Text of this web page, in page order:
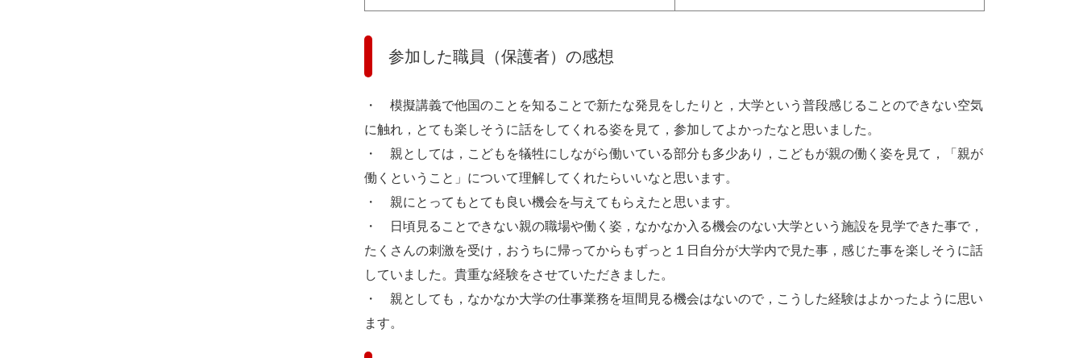
参加した職員（保護者）の感想
・ 模擬講義で他国のことを知ることで新たな発見をしたりと，大学という普段感じることのできない空気
に触れ，とても楽しそうに話をしてくれる姿を見て，参加してよかったなと思いました。
・ 親としては，こどもを犠牲にしながら働いている部分も多少あり，こどもが親の働く姿を見て，「親が
働くということ」について理解してくれたらいいなと思います。
・ 親にとってもとても良い機会を与えてもらえたと思います。
・ 日頃見ることできない親の職場や働く姿，なかなか入る機会のない大学という施設を見学できた事で，
たくさんの刺激を受け，おうちに帰ってからもずっと１日自分が大学内で見た事，感じた事を楽しそうに話
していました。貴重な経験をさせていただきました。
・ 親としても，なかなか大学の仕事業務を垣間見る機会はないので，こうした経験はよかったように思い
ます。